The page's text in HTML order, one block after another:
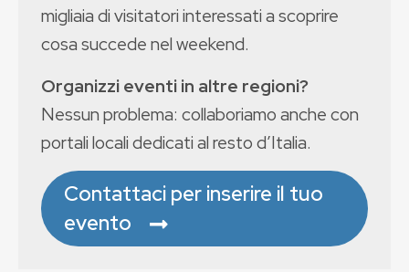
migliaia di visitatori interessati a scoprire
cosa succede nel weekend.
Organizzi eventi in altre regioni?
Nessun problema: collaboriamo anche con
portali locali dedicati al resto d’Italia.
Contattaci per inserire il tuo
evento